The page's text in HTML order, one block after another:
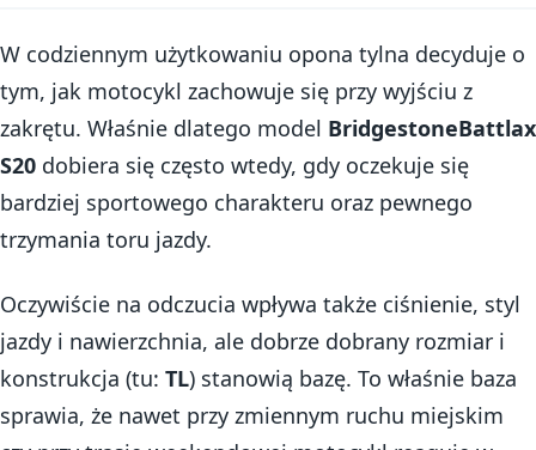
W codziennym użytkowaniu opona tylna decyduje o
tym, jak motocykl zachowuje się przy wyjściu z
zakrętu. Właśnie dlatego model BridgestoneBattlax
S20 dobiera się często wtedy, gdy oczekuje się
bardziej sportowego charakteru oraz pewnego
trzymania toru jazdy.
Oczywiście na odczucia wpływa także ciśnienie, styl
jazdy i nawierzchnia, ale dobrze dobrany rozmiar i
konstrukcja (tu: TL) stanowią bazę. To właśnie baza
sprawia, że nawet przy zmiennym ruchu miejskim